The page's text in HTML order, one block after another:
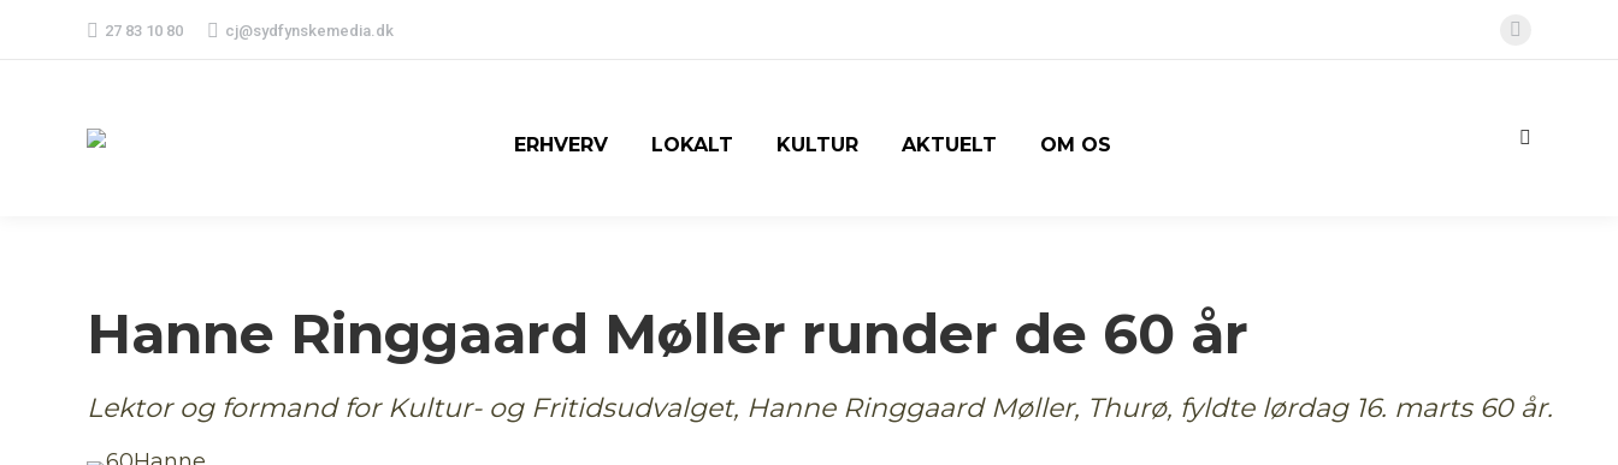
27 83 10 80 cj@sydfynskemedia.dk
in
ERHVERV LOKALT KULTUR AKTUELT OM OS Search:
Hanne Ringgaard Møller runder de 60 år
Lektor og formand for Kultur- og Fritidsudvalget, Hanne Ringgaard Møller, Thurø, fyldte lørdag 16. marts 60 år.